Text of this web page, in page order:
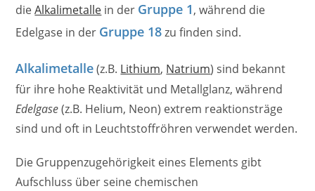
dieAlkalimetalle in der Gruppe 1, während die
Edelgase in der Gruppe 18zu finden sind.
Alkalimetalle(z.B. Lithium, Natrium) sind bekannt
für ihre hohe Reaktivität und Metallglanz, während
Edelgase(z.B. Helium, Neon) extrem reaktionsträge
sind und oft in Leuchtstoffröhren verwendet werden.
Die Gruppenzugehörigkeit eines Elements gibt
Aufschluss über seine chemischen